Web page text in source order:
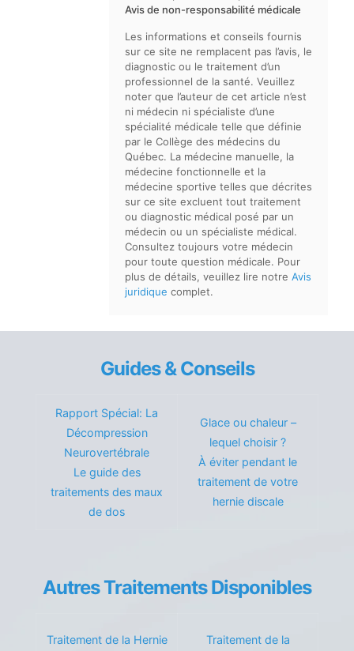
Avis de non-responsabilité médicale
Les informations et conseils fournis
sur ce site ne remplacent pas l’avis, le
diagnostic ou le traitement d’un
professionnel de la santé. Veuillez
noter que l’auteur de cet article n’est
ni médecin ni spécialiste d’une
spécialité médicale telle que définie
par le Collège des médecins du
Québec. La médecine manuelle, la
médecine fonctionnelle et la
médecine sportive telles que décrites
sur ce site excluent tout traitement
ou diagnostic médical posé par un
médecin ou un spécialiste médical.
Consultez toujours votre médecin
pour toute question médicale. Pour
plus de détails, veuillez lire notre Avis
juridique complet.
Guides & Conseils
Rapport Spécial: La
Décompression
Neurovertébrale
Le guide des
traitements des maux
de dos
Glace ou chaleur –
lequel choisir ?
À éviter pendant le
traitement de votre
hernie discale
Autres Traitements Disponibles
Traitement de la Hernie
Traitement de la